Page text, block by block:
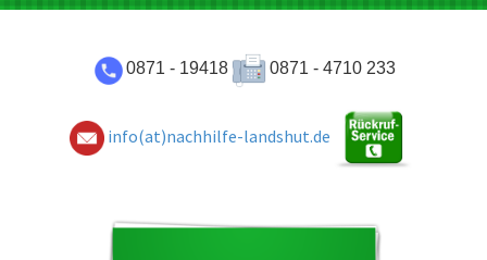
0871 - 19418 0871 - 4710 233
info(at)nachhilfe-landshut.de